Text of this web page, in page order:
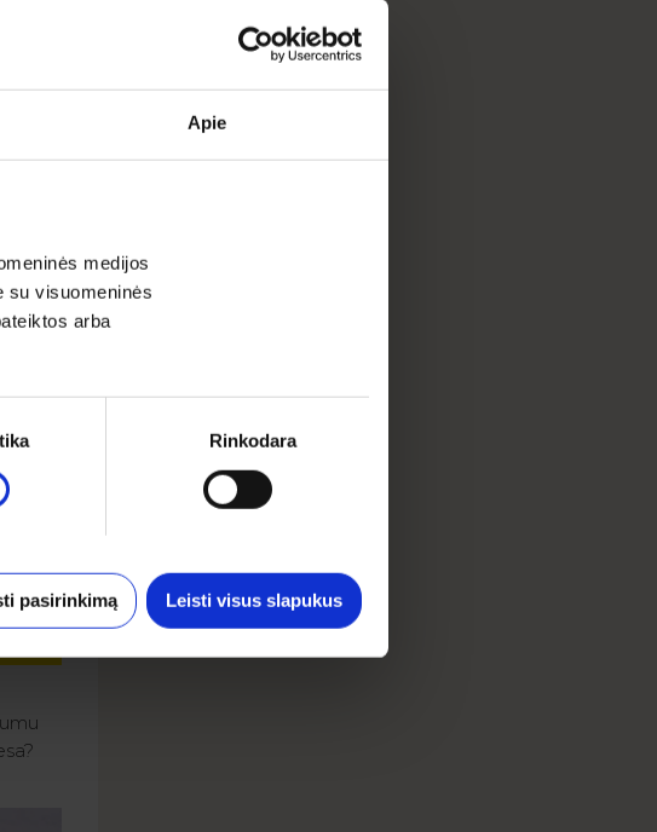
Apie
medijos
su visuomeninės
arba
Rinkodara
pasirinkimą Leisti visus slapukus